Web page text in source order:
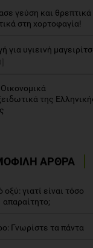
γεύση και θρεπτικά
στη χορτοφαγία!
για υγιεινή
της
ΑΡΘΡΑ
οξύ: γιατί είναι τόσο
απαραίτητο;
Γνωρίστε τα πάντα